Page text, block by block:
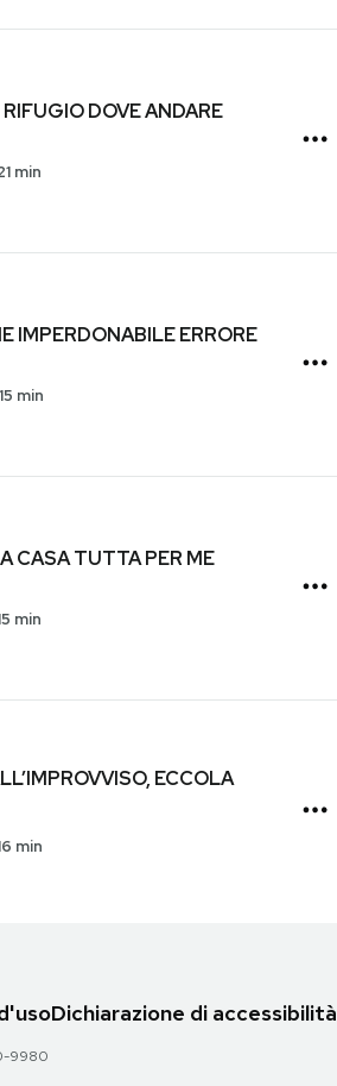
DOVE ANDARE
min
IMPERDONABILE ERRORE
15 min
CASA TUTTA PER ME
min
ECCOLA
min
Dichiarazione di accessibilità
9980